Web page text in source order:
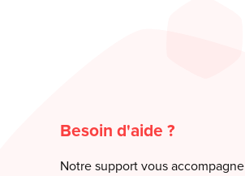
Besoin d'aide ?
Notre support vous accompagne